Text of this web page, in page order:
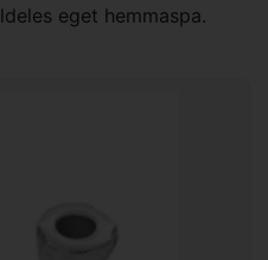
eget hemmaspa.